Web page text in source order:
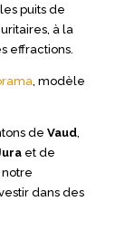
puits de
à la
effractions.
, modèle
de Vaud,
et de
notre
dans des